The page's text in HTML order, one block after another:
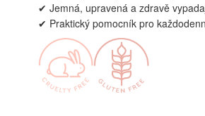
✔ Jemná, upravená a zdravě
✔ Praktický pomocník pro